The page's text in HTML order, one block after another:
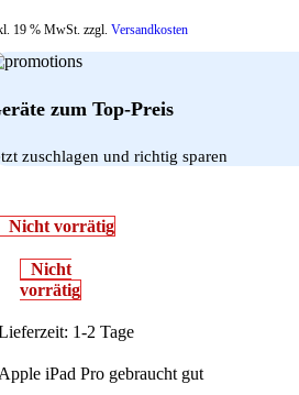
war:
595,00 €
ist:
19 % MwSt. zzgl. Versandkosten
zum Top-Preis
zuschlagen und richtig sparen
Nicht vorrätig
Nicht
vorrätig
1-2 Tage
iPad Pro gebraucht gut